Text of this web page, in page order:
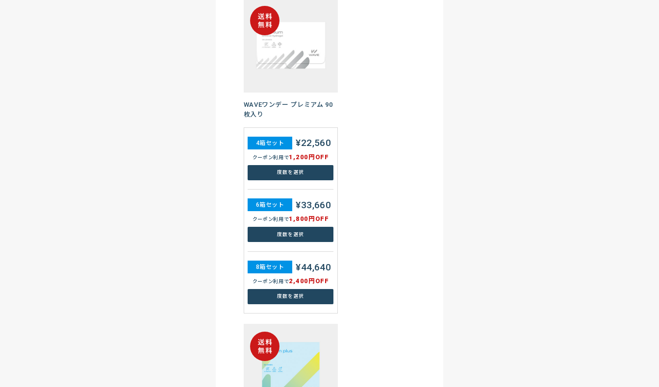
WAVEワンデー プレミアム 90
枚入り
4箱セット ¥22,560
クーポン利用で1,200円OFF
度数を選択
6箱セット ¥33,660
クーポン利用で1,800円OFF
度数を選択
8箱セット ¥44,640
クーポン利用で2,400円OFF
度数を選択
WAVE 2ウィーク エアスリム
plus
4箱セット ¥5,560
クーポン利用で 400円OFF
度数を選択
6箱セット ¥8,340
クーポン利用で 600円OFF
度数を選択
8箱セット ¥11,120
クーポン利用で800円OFF
度数を選択
WAVEワンデー UV リング plus
ナチュラルベール 30枚入り
4箱セット ¥8,600
クーポン利用で 400円OFF
度数を選択
6箱セット ¥12,840
クーポン利用で 600円OFF
度数を選択
8箱セット ¥17,040
クーポン利用で800円OFF
度数を選択
WAVEワンデー ユー プラス 遠
近両用 32枚入り
8,944円
クーポン利用で
クーポン利用で
度数を選択
WAVEワンデー ユー プラス 乱
視用 32枚入り
4箱セット 7,788円
クーポン利用で 400円OFF
度数を選択
6箱セット 11,682円
クーポン利用で 600円OFF
度数を選択
8箱セット 15,576円
クーポン利用で800円OFF
度数を選択
WAVEピュアドロップ
4箱セット ¥2,092
クーポン利用で 400円OFF
セットを選ぶ
6箱セット ¥3,120
クーポン利用で 600円OFF
セットを選ぶ
8箱セット ¥4,144
クーポン利用で800円OFF
セットを選ぶ